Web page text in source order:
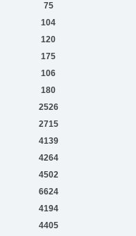
75
104
120
175
106
180
2526
2715
4139
4264
4502
6624
4194
4405